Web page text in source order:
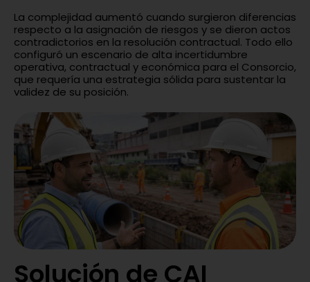
La complejidad aumentó cuando surgieron diferencias
respecto a la asignación de riesgos y se dieron actos
contradictorios en la resolución contractual. Todo ello
configuró un escenario de alta incertidumbre
operativa, contractual y económica para el Consorcio,
que requería una estrategia sólida para sustentar la
validez de su posición.
Solución de CAI